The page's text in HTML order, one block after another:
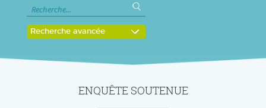
Recherche avancée
ENQUÊTE SOUTENUE